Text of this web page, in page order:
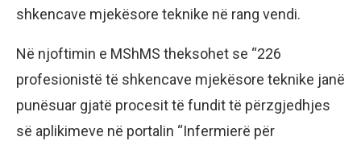
shkencave mjekësore teknike në rang vendi.
Në njoftimin e MShMS theksohet se “226
profesionistë të shkencave mjekësore teknike janë
punësuar gjatë procesit të fundit të përzgjedhjes
së aplikimeve në portalin “Infermierë për